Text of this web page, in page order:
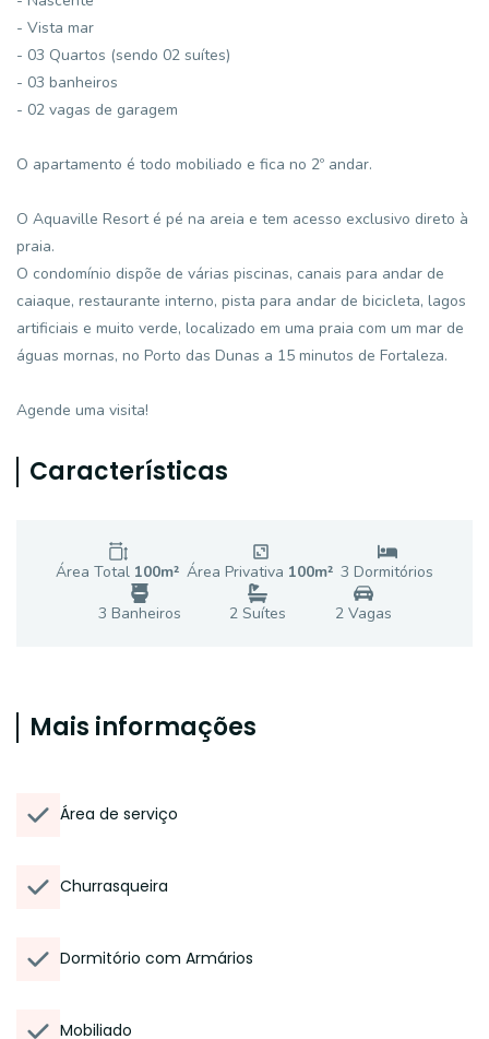
- Vista mar
- 03 Quartos (sendo 02 suítes)
- 03 banheiros
- 02 vagas de garagem
O apartamento é todo mobiliado e fica no 2º andar.
O Aquaville Resort é pé na areia e tem acesso exclusivo direto à
praia.
O condomínio dispõe de várias piscinas, canais para andar de
caiaque, restaurante interno, pista para andar de bicicleta, lagos
artificiais e muito verde, localizado em uma praia com um mar de
águas mornas, no Porto das Dunas a 15 minutos de Fortaleza.
Agende uma visita!
Características
Área Total 100m² Área Privativa 100m² 3 Dormitórios
3 Banheiros 2 Suítes 2Vagas
Mais informações
Área de serviço
Churrasqueira
Dormitório com Armários
Mobiliado